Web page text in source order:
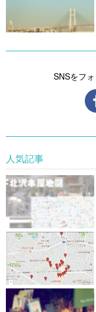
SNSをフ
人気記事